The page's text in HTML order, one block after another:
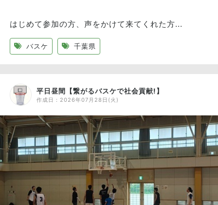
はじめて参加の方、声をかけて来てくれた方...
バスケ 千葉県
平日昼間【繋がるバスケで社会貢献!】
作成日： 2026年07月28日(火)